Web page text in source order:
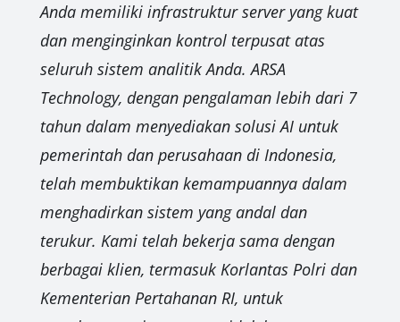
Anda memiliki infrastruktur server yang kuat
dan menginginkan kontrol terpusat atas
seluruh sistem analitik Anda. ARSA
Technology, dengan pengalaman lebih dari 7
tahun dalam menyediakan solusi AI untuk
pemerintah dan perusahaan di Indonesia,
telah membuktikan kemampuannya dalam
menghadirkan sistem yang andal dan
terukur. Kami telah bekerja sama dengan
berbagai klien, termasuk Korlantas Polri dan
Kementerian Pertahanan RI, untuk